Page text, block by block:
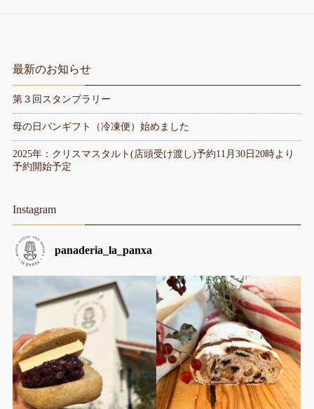
最新のお知らせ
第３回スタンプラリー
母の日パンギフト（冷凍便）始めました
2025年：クリスマスタルト(店頭受け渡し)予約11月30日20時より
予約開始予定
Instagram
panaderia_la_panxa